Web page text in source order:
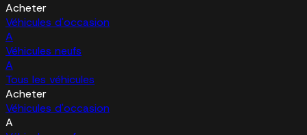
Acheter
Véhicules d'occasion
A
Véhicules neufs
A
Tous les véhicules
Acheter
Véhicules d'occasion
A